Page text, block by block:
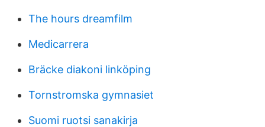
The hours dreamfilm
Medicarrera
Bräcke diakoni linköping
Tornstromska gymnasiet
Suomi ruotsi sanakirja